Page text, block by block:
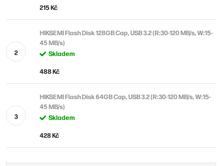
215 Kč
HIKSEMI Flash Disk 128GB Cap, USB 3.2 (R:30-120 MB/s, W:15-
45 MB/s)
Skladem
488 Kč
HIKSEMI Flash Disk 64GB Cap, USB 3.2 (R:30-120 MB/s, W:15-
45 MB/s)
Skladem
428 Kč